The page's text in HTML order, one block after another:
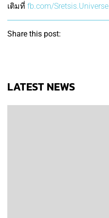
เติมที่ fb.com/Sretsis.Universe
Share this post:
LATEST NEWS